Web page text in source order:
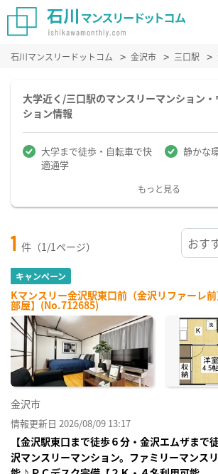
石川マンスリードットコム 金沢市 三口駅
大学近く/三口駅のマンスリーマンション
ション情報
大学まで徒歩・自転車で快
適通学
静かな
もっと見る
1 件（1/1ページ）
キャンペーン
Kマンスリー金沢駅東口前（金沢リファーレ
部屋】(No.712685)
金沢市
情報更新日 2026/08/09 13:17
【金沢駅東口まで徒歩６分・金沢エムザまで
沢マンスリーマンション。ファミリーマンス